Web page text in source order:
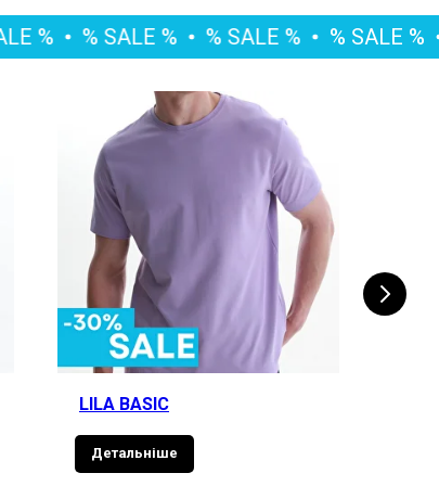
% SALE % % SALE % % SALE % %
LILA BASIC
Детальніше